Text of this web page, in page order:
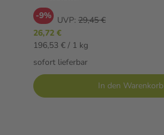
-9% UVP: 29,45 €
26,72 €
196,53 € / 1 kg
sofort lieferbar
In den Warenkorb